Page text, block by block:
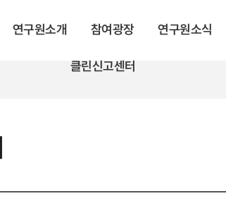
연구원소개 참여광장 연구원소식
클린신고센터